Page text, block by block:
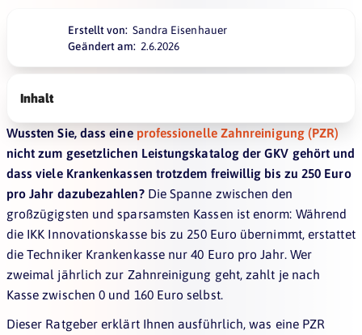
Erstellt von: Sandra Eisenhauer
Geändert am: 2.6.2026
Inhalt
Wussten Sie, dass eine professionelle Zahnreinigung (PZR)
nicht zum gesetzlichen Leistungskatalog der GKV gehört und
dass viele Krankenkassen trotzdem freiwillig bis zu 250 Euro
pro Jahr dazubezahlen?Die Spanne zwischen den
großzügigsten und sparsamsten Kassen ist enorm: Während
die IKK Innovationskasse bis zu 250 Euro übernimmt, erstattet
die Techniker Krankenkasse nur 40 Euro pro Jahr. Wer
zweimal jährlich zur Zahnreinigung geht, zahlt je nach
Kasse zwischen 0 und 160 Euro selbst.
Dieser Ratgeber erklärt Ihnen ausführlich, was eine PZR